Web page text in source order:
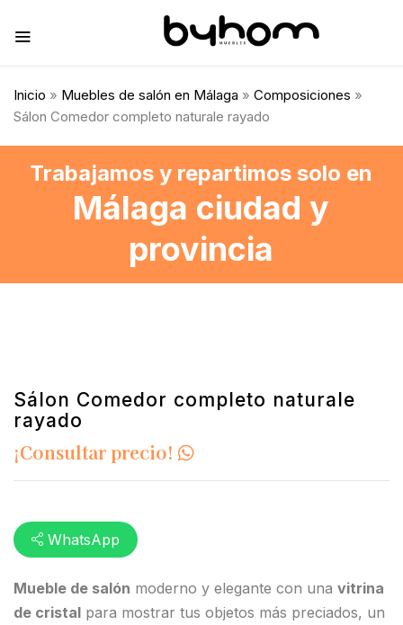
Inicio » Muebles de salón en Málaga » Composiciones »
Sálon Comedor completo naturale rayado
Trabajamos y repartimos solo en
Málaga ciudad y
provincia
Sálon Comedor completo naturale
rayado
¡Consultar precio!
Mueble de salón moderno y elegante con una vitrina
de cristal para mostrar tus objetos más preciados, un
WhatsApp